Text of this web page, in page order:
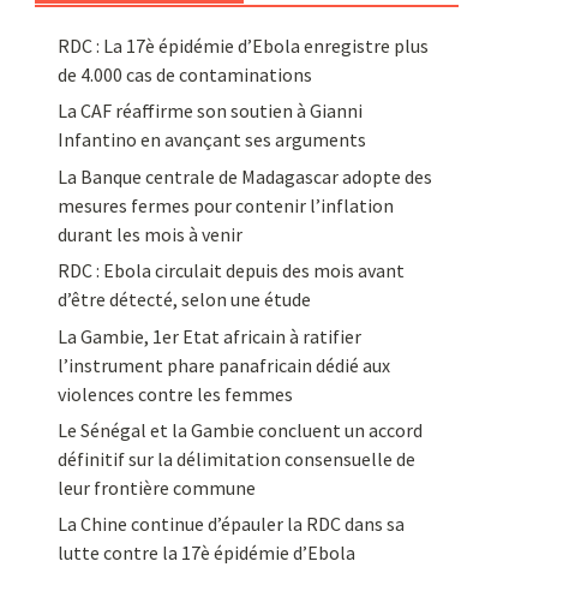
RDC : La 17è épidémie d’Ebola enregistre plus
de 4.000 cas de contaminations
La CAF réaffirme son soutien à Gianni
Infantino en avançant ses arguments
La Banque centrale de Madagascar adopte des
mesures fermes pour contenir l’inflation
durant les mois à venir
RDC : Ebola circulait depuis des mois avant
d’être détecté, selon une étude
La Gambie, 1er Etat africain à ratifier
l’instrument phare panafricain dédié aux
violences contre les femmes
Le Sénégal et la Gambie concluent un accord
définitif sur la délimitation consensuelle de
leur frontière commune
La Chine continue d’épauler la RDC dans sa
lutte contre la 17è épidémie d’Ebola